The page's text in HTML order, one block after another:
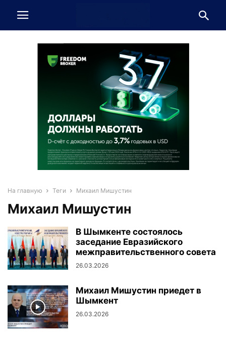
На главную Теги Михаил Мишустин
Михаил Мишустин
В Шымкенте состоялось
заседание Евразийского
межправительственного совета
26.03.2026
Михаил Мишустин приедет в
Шымкент
26.03.2026